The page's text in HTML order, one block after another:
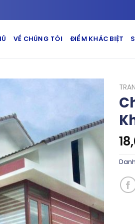
VỀ CHÚNG TÔI ĐIỂM KHÁC BIỆT